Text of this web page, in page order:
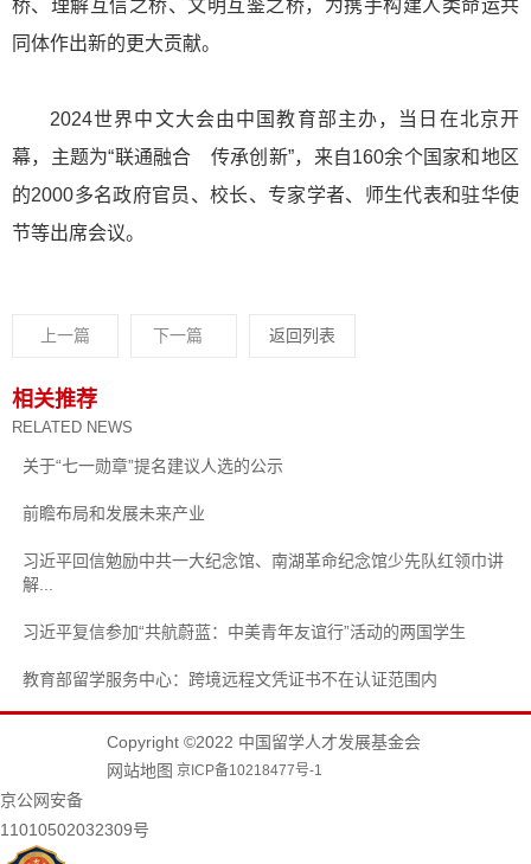
桥、理解互信之桥、文明互鉴之桥，为携手构建人类命运共
同体作出新的更大贡献。
2024世界中文大会由中国教育部主办，当日在北京开
幕，主题为“联通融合 传承创新”，来自160余个国家和地区
的2000多名政府官员、校长、专家学者、师生代表和驻华使
节等出席会议。
上一篇 下一篇 返回列表
相关推荐
RELATED NEWS
关于“七一勋章”提名建议人选的公示
前瞻布局和发展未来产业
习近平回信勉励中共一大纪念馆、南湖革命纪念馆少先队红领巾讲
解...
习近平复信参加“共航蔚蓝：中美青年友谊行”活动的两国学生
教育部留学服务中心：跨境远程文凭证书不在认证范围内
Copyright ©2022 中国留学人才发展基金会
网站地图 京ICP备10218477号-1
京公网安备
11010502032309号